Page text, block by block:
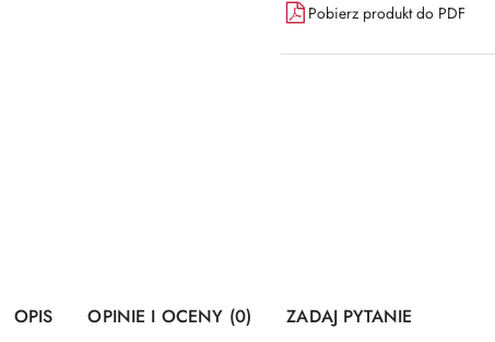
Pobierz produkt do PDF
OPIS OPINIE I OCENY (0) ZADAJ PYTANIE